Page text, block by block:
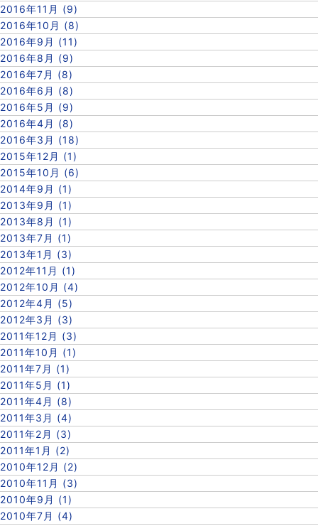
2016年11月 (9)
2016年10月 (8)
2016年9月 (11)
2016年8月 (9)
2016年7月 (8)
2016年6月 (8)
2016年5月 (9)
2016年4月 (8)
2016年3月 (18)
2015年12月 (1)
2015年10月 (6)
2014年9月 (1)
2013年9月 (1)
2013年8月 (1)
2013年7月 (1)
2013年1月 (3)
2012年11月 (1)
2012年10月 (4)
2012年4月 (5)
2012年3月 (3)
2011年12月 (3)
2011年10月 (1)
2011年7月 (1)
2011年5月 (1)
2011年4月 (8)
2011年3月 (4)
2011年2月 (3)
2011年1月 (2)
2010年12月 (2)
2010年11月 (3)
2010年9月 (1)
2010年7月 (4)